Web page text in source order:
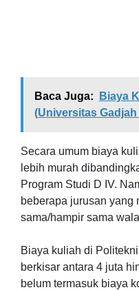
Baca Juga:
Biaya
(Universitas Gadjah
Secara umum biaya
lebih murah
Program Studi D IV.
beberapa jurusan yang
sama/hampir sama
Biaya kuliah di
berkisar antara 4 juta
belum termasuk biaya